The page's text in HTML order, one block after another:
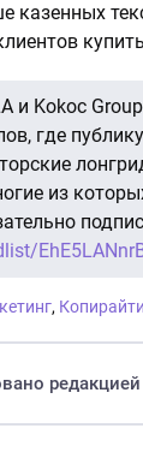
казенных
и Kokoc
где
из
,